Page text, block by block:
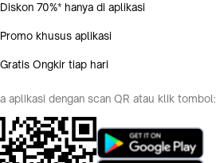
Diskon 70%* hanya di aplikasi
Promo khusus aplikasi
Gratis Ongkir tiap hari
aplikasi dengan scan QR atau klik tombol: